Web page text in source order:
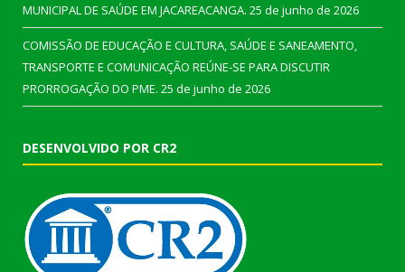
MUNICIPAL DE SAÚDE EM JACAREACANGA. 25 de junho de 2026
COMISSÃO DE EDUCAÇÃO E CULTURA, SAÚDE E SANEAMENTO,
TRANSPORTE E COMUNICAÇÃO REÚNE-SE PARA DISCUTIR
PRORROGAÇÃO DO PME. 25 de junho de 2026
DESENVOLVIDO POR CR2